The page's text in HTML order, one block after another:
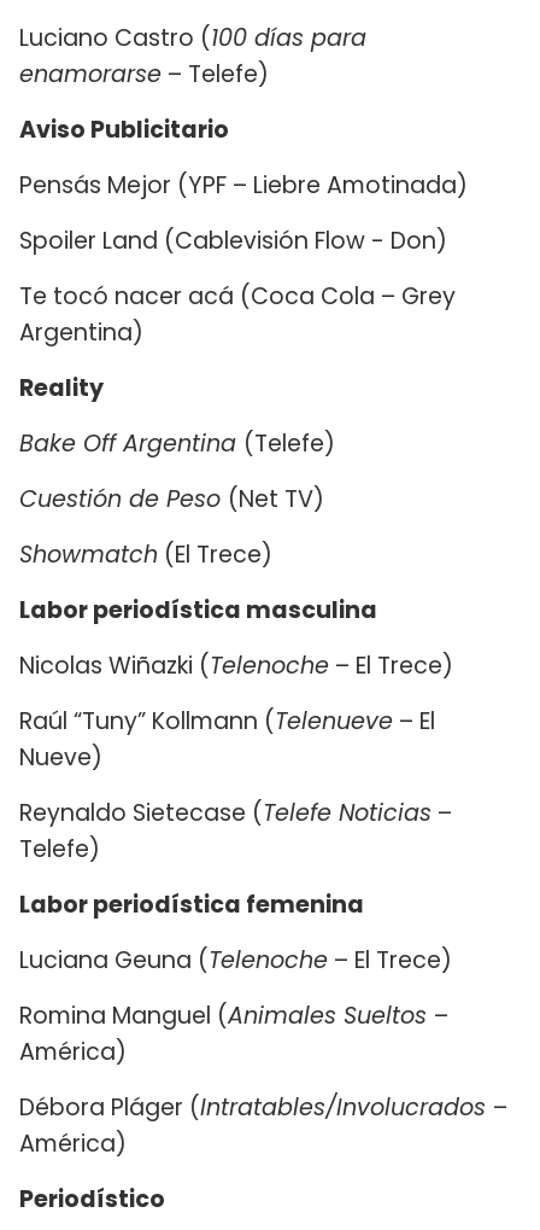
Luciano Castro (100 días para
enamorarse – Telefe)
Aviso Publicitario
Pensás Mejor (YPF – Liebre Amotinada)
Spoiler Land (Cablevisión Flow - Don)
Te tocó nacer acá (Coca Cola – Grey
Argentina)
Reality
Bake Off Argentina (Telefe)
Cuestión de Peso (Net TV)
Showmatch (El Trece)
Labor periodística masculina
Nicolas Wiñazki (Telenoche – El Trece)
Raúl “Tuny” Kollmann (Telenueve – El
Nueve)
Reynaldo Sietecase (Telefe Noticias –
Telefe)
Labor periodística femenina
Luciana Geuna (Telenoche – El Trece)
Romina Manguel (Animales Sueltos –
América)
Débora Pláger (Intratables/Involucrados –
América)
Periodístico